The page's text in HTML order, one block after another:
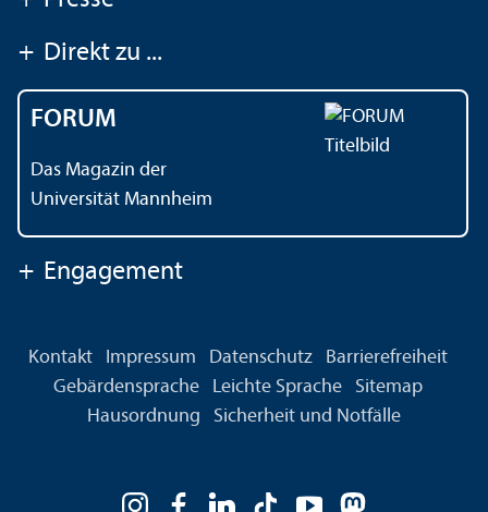
+ Direkt zu ...
FORUM
Das Magazin der
Universität Mannheim
+ Engagement
Kontakt Impressum Datenschutz
Barrierefreiheit
Gebärdensprache
Leichte Sprache
Sitemap
Hausordnung
Sicherheit und Notfälle